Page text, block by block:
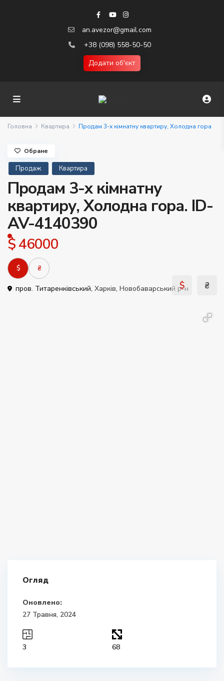
an.avezor@gmail.com
+38 (098) 558-50-50
Додати об'єкт
Головна Квартира Продам 3-х кімнатну квартиру, Холодна гора
Продаж Квартира
Продам 3-х кімнатну
квартиру, Холодна гора. ID-
AV-4140390
$ 46000
$ ₴
пров. Титаренківський, Харків, Новобаварський р-н
Обране
Огляд
Оновлено:
27 Травня, 2024
3 68
$ ₴